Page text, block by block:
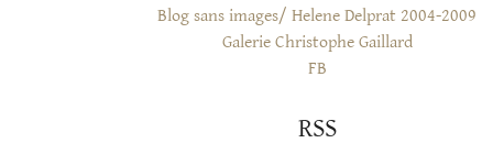
Blog sans images/ Helene Delprat 2004-2009
Galerie Christophe Gaillard
FB
RSS